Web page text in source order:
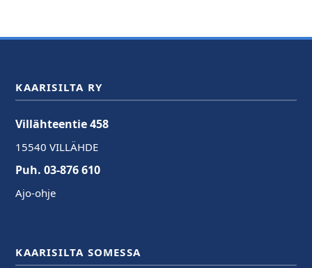
KAARISILTA RY
Villähteentie 458
15540 VILLÄHDE
Puh. 03-876 610
Ajo-ohje
KAARISILTA SOMESSA